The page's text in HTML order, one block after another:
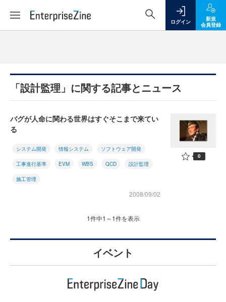
ログイン
新規
会員登録
「設計監理」に関する記事とニュース
バグが人命に関わる世界はすぐそこまで来てい
る
システム開発 情報システム ソフトウェア開発
工事進行基準 EVM WBS QCD 設計監理
施工管理
2008/09/02
0
1件中1～1件を表示
イベント